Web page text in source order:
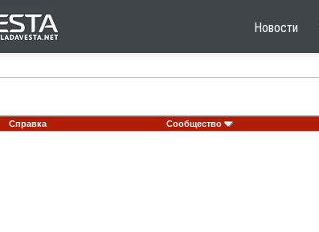
Новости
Справка Сообщество